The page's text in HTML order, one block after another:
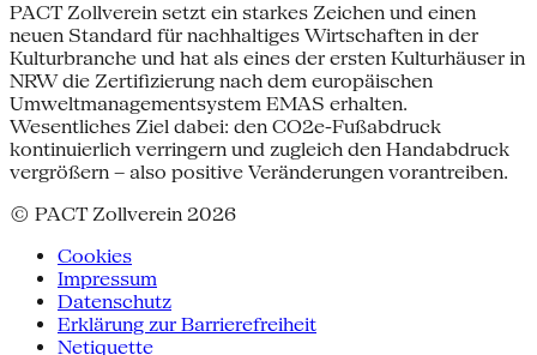
PACT Zollverein setzt ein starkes Zeichen und einen
neuen Standard für nachhaltiges Wirtschaften in der
Kulturbranche und hat als eines der ersten Kulturhäuser in
NRW die Zertifizierung nach dem europäischen
Umweltmanagementsystem EMAS erhalten.
Wesentliches Ziel dabei: den CO2e-Fußabdruck
kontinuierlich verringern und zugleich den Handabdruck
vergrößern – also positive Veränderungen vorantreiben.
© PACT Zollverein 2026
Cookies
Impressum
Datenschutz
Erklärung zur Barrierefreiheit
Netiquette